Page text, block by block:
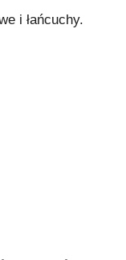
i łańcuchy.